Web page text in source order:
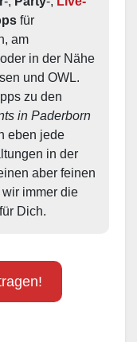
am
in der Nähe
und OWL.
zu den
in Paderborn
eben jede
in der
aber feinen
immer die
Dich.